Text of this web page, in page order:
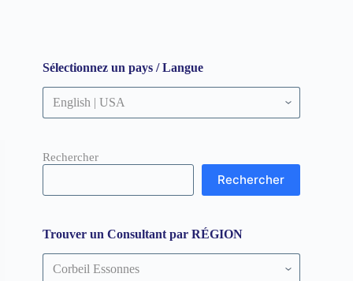
Sélectionnez un pays / Langue
Rechercher
Rechercher
Trouver un Consultant par RÉGION
Trouver
un